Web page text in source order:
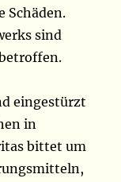
Schäden.
sind
eingestürzt
in
bittet um